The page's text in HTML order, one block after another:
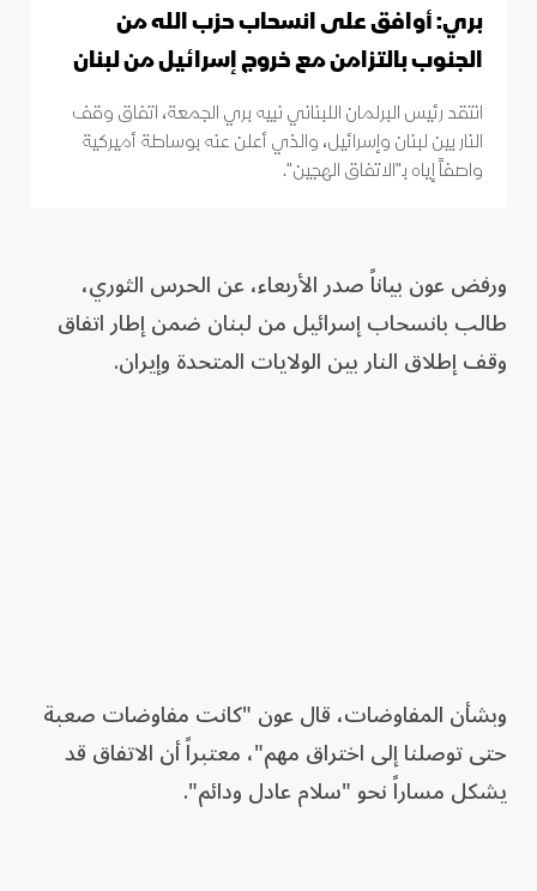
بري: أوافق على انسحاب حزب الله من
الجنوب بالتزامن مع خروج إسرائيل من لبنان
انتقد رئيس البرلمان اللبناني نبيه بري الجمعة، اتفاق وقف
النار بين لبنان وإسرائيل، والذي أعلن عنه بوساطة أميركية
واصفاً إياه بـ"الاتفاق الهجين".
ورفض عون بياناً صدر الأربعاء، عن الحرس الثوري،
طالب بانسحاب إسرائيل من لبنان ضمن إطار اتفاق
وقف إطلاق النار بين الولايات المتحدة وإيران.
وبشأن المفاوضات، قال عون "كانت مفاوضات صعبة
حتى توصلنا إلى اختراق مهم"، معتبراً أن الاتفاق قد
يشكل مساراً نحو "سلام عادل ودائم".